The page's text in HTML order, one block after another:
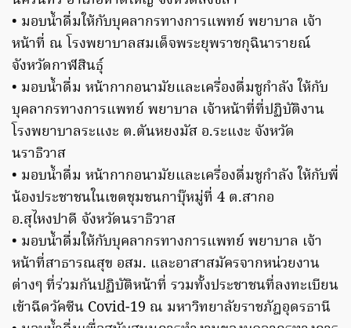
• มอบน้ำดื่มให้กับบุคลากรทางการแพทย์ พยาบาล เจ้า
หน้าที่ ณ โรงพยาบาลสมเด็จพระยุพราชกุฉินารายณ์
จังหวัดกาฬสินธุ์
• มอบน้ำดื่ม หน้ากากอนามัยและเครื่องดื่มชูกำลัง ให้กับ
บุคลากรทางการแพทย์ พยาบาล เจ้าหน้าที่ที่ปฏิบัติงาน
โรงพยาบาลระแงะ ต.ตันหยงมัส อ.ระแงะ จังหวัด
นราธิวาส
• มอบน้ำดื่ม หน้ากากอนามัยและเครื่องดื่มชูกำลัง ให้กับพี่
น้องประชาชนในเขตชุมชนกาบุ๊หมู่ที่ 4 ต.สากอ
อ.สุไหงปาดี จังหวัดนราธิวาส
• มอบน้ำดื่มให้กับบุคลากรทางการแพทย์ พยาบาล เจ้า
หน้าที่สาธารณสุข อสม. และอาสาสมัครจากหน่วยงาน
ต่างๆ ที่ร่วมกันปฏิบัติหน้าที่ รวมทั้งประชาชนที่ลงทะเบียน
เข้าฉีดวัคซีน Covid-19 ณ มหาวิทยาลัยราชภัฎอุดรธานี